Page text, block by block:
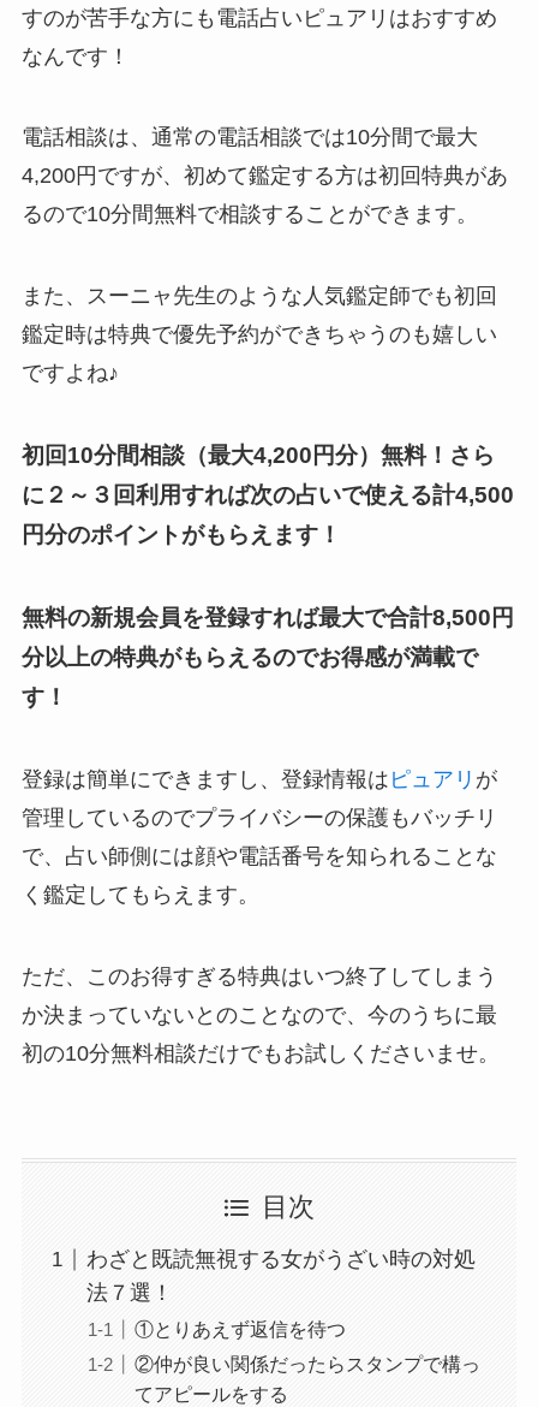
すのが苦手な方にも電話占いピュアリはおすすめ
なんです！
電話相談は、通常の電話相談では10分間で最大
4,200円ですが、初めて鑑定する方は初回特典があ
るので10分間無料で相談することができます。
また、スーニャ先生のような人気鑑定師でも初回
鑑定時は特典で優先予約ができちゃうのも嬉しい
ですよね♪
初回10分間相談（最大4,200円分）無料！さら
に２～３回利用すれば次の占いで使える計4,500
円分のポイントがもらえます！
無料の新規会員を登録すれば最大で合計8,500円
分以上の特典がもらえるのでお得感が満載で
す！
登録は簡単にできますし、登録情報は ピュアリ が
管理しているのでプライバシーの保護もバッチリ
で、占い師側には顔や電話番号を知られることな
く鑑定してもらえます。
ただ、このお得すぎる特典はいつ終了してしまう
か決まっていないとのことなので、今のうちに最
初の10分無料相談だけでもお試しくださいませ。
目次
わざと既読無視する女がうざい時の対処
法７選！
①とりあえず返信を待つ
②仲が良い関係だったらスタンプで構っ
てアピールをする